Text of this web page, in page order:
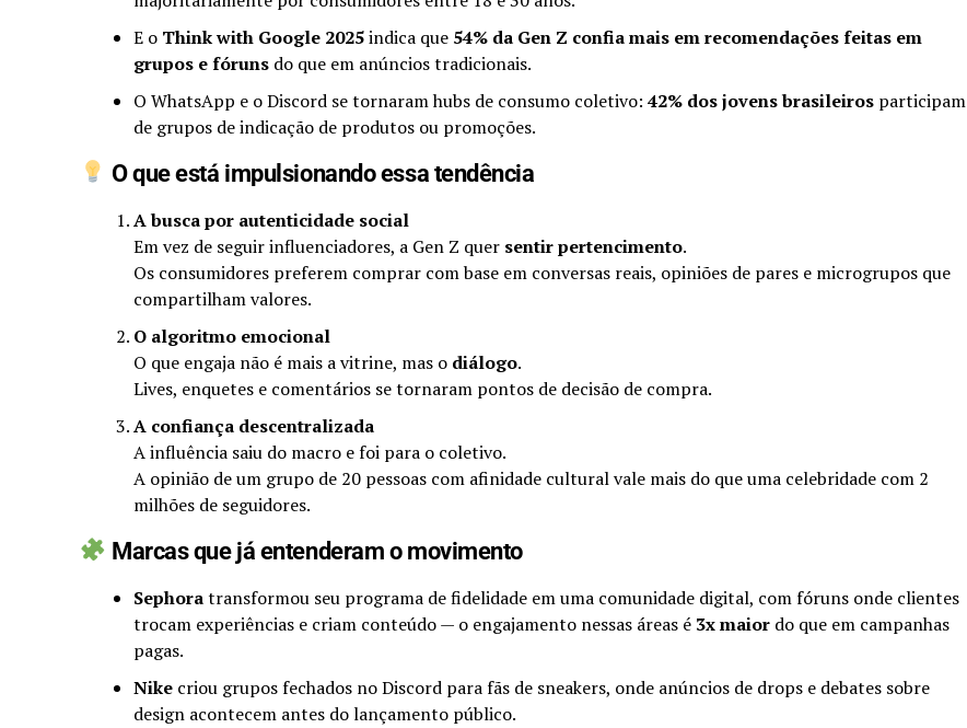
E o Think with Google 2025indica que 54% da Gen Z confia mais em recomendações feitas em
grupos e fóruns do que em anúncios tradicionais.
O WhatsApp e o Discord se tornaram hubs de consumo coletivo: 42% dos jovens brasileiros participam
de grupos de indicação de produtos ou promoções.
O que está impulsionando essa tendência
A busca por autenticidade social
Em vez de seguir influenciadores, a Gen Z quer sentir pertencimento.
Os consumidores preferem comprar com base em conversas reais, opiniões de pares e microgrupos que
compartilham valores.
O algoritmo emocional
O que engaja não é mais a vitrine, mas o diálogo.
Lives, enquetes e comentários se tornaram pontos de decisão de compra.
A confiança descentralizada
A influência saiu do macro e foi para o coletivo.
A opinião de um grupo de 20 pessoas com afinidade cultural vale mais do que uma celebridade com 2
milhões de seguidores.
Marcas que já entenderam o movimento
Sephoratransformou seu programa de fidelidade em uma comunidade digital, com fóruns onde clientes
trocam experiências e criam conteúdo — o engajamento nessas áreas é 3x maior do que em campanhas
pagas.
Nike criou grupos fechados no Discord para fãs de sneakers, onde anúncios de drops e debates sobre
design acontecem antes do lançamento público.